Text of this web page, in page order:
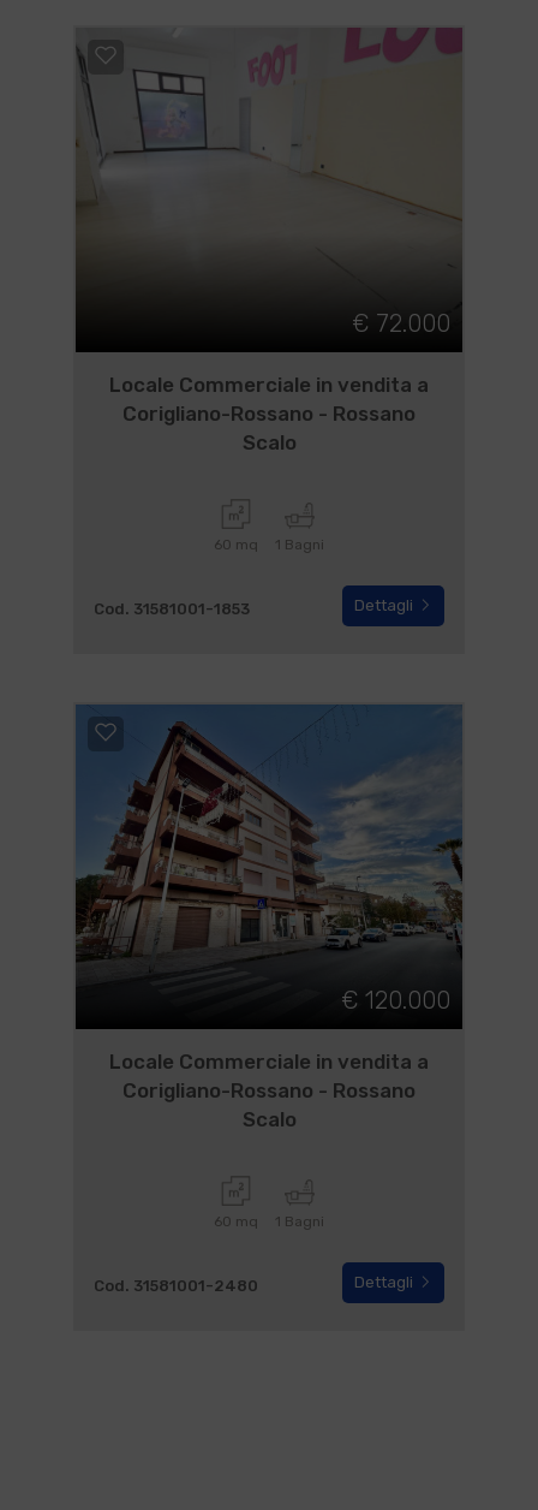
€ 72.000
Locale Commerciale in vendita a
Corigliano-Rossano - Rossano
Scalo
60 mq 1 Bagni
Cod. 31581001-1853 Dettagli
€ 120.000
Locale Commerciale in vendita a
Corigliano-Rossano - Rossano
Scalo
60 mq 1 Bagni
Cod. 31581001-2480 Dettagli